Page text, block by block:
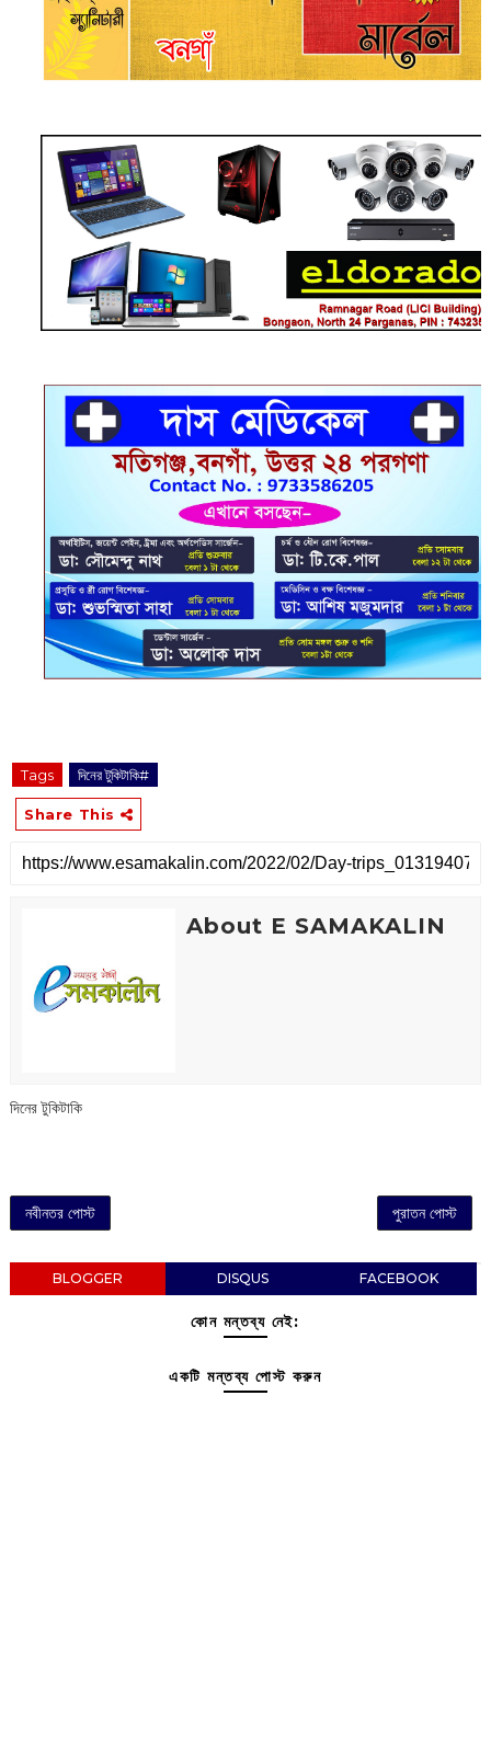
Tags দিনের টুকিটাকি#
Share This
About E SAMAKALIN
দিনের টুকিটাকি
নবীনতর পোস্ট পুরাতন পোস্ট
BLOGGER DISQUS FACEBOOK
কোন মন্তব্য নেই:
একটি মন্তব্য পোস্ট করুন